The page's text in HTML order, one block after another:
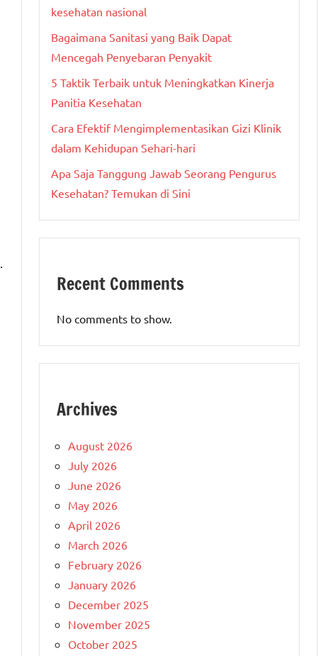
kesehatan nasional
Bagaimana Sanitasi yang Baik Dapat
Mencegah Penyebaran Penyakit
5 Taktik Terbaik untuk Meningkatkan Kinerja
Panitia Kesehatan
Cara Efektif Mengimplementasikan Gizi Klinik
dalam Kehidupan Sehari-hari
Apa Saja Tanggung Jawab Seorang Pengurus
Kesehatan? Temukan di Sini
Recent Comments
No comments to show.
Archives
August 2026
July 2026
June 2026
May 2026
April 2026
March 2026
February 2026
January 2026
December 2025
November 2025
October 2025